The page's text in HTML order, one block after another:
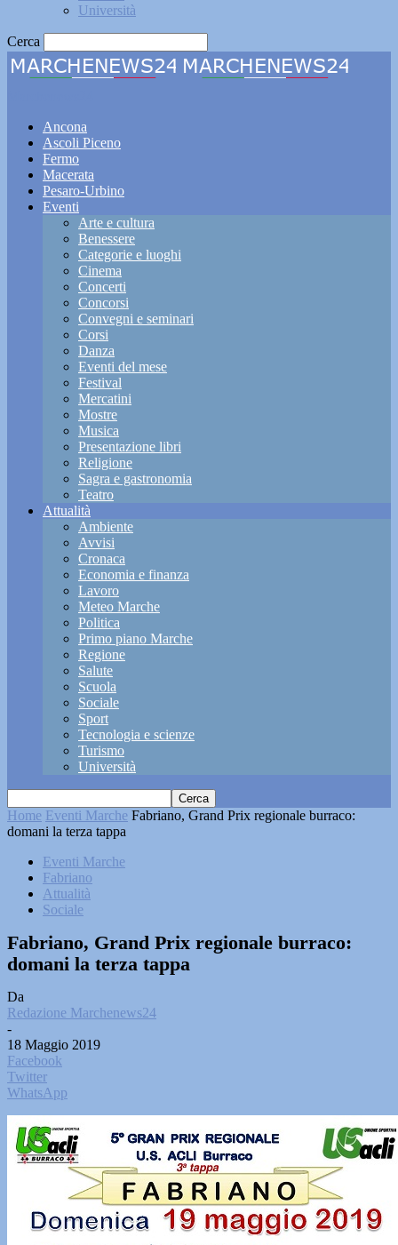
Università
Cerca
Ancona
Ascoli Piceno
Fermo
Macerata
Pesaro-Urbino
Eventi
Arte e cultura
Benessere
Categorie e luoghi
Cinema
Concerti
Concorsi
Convegni e seminari
Corsi
Danza
Eventi del mese
Festival
Mercatini
Mostre
Musica
Presentazione libri
Religione
Sagra e gastronomia
Teatro
Attualità
Ambiente
Avvisi
Cronaca
Economia e finanza
Lavoro
Meteo Marche
Politica
Primo piano Marche
Regione
Salute
Scuola
Sociale
Sport
Tecnologia e scienze
Turismo
Università
Home Eventi Marche Fabriano, Grand Prix regionale burraco:
domani la terza tappa
Eventi Marche
Fabriano
Attualità
Sociale
Fabriano, Grand Prix regionale burraco:
domani la terza tappa
Da
Redazione Marchenews24
-
18 Maggio 2019
Facebook
Twitter
WhatsApp